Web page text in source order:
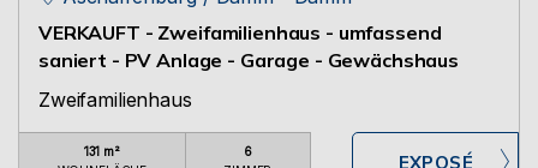
VERKAUFT - Zweifamilienhaus - umfassend
saniert - PV Anlage - Garage - Gewächshaus
Zweifamilienhaus
131 m²
6